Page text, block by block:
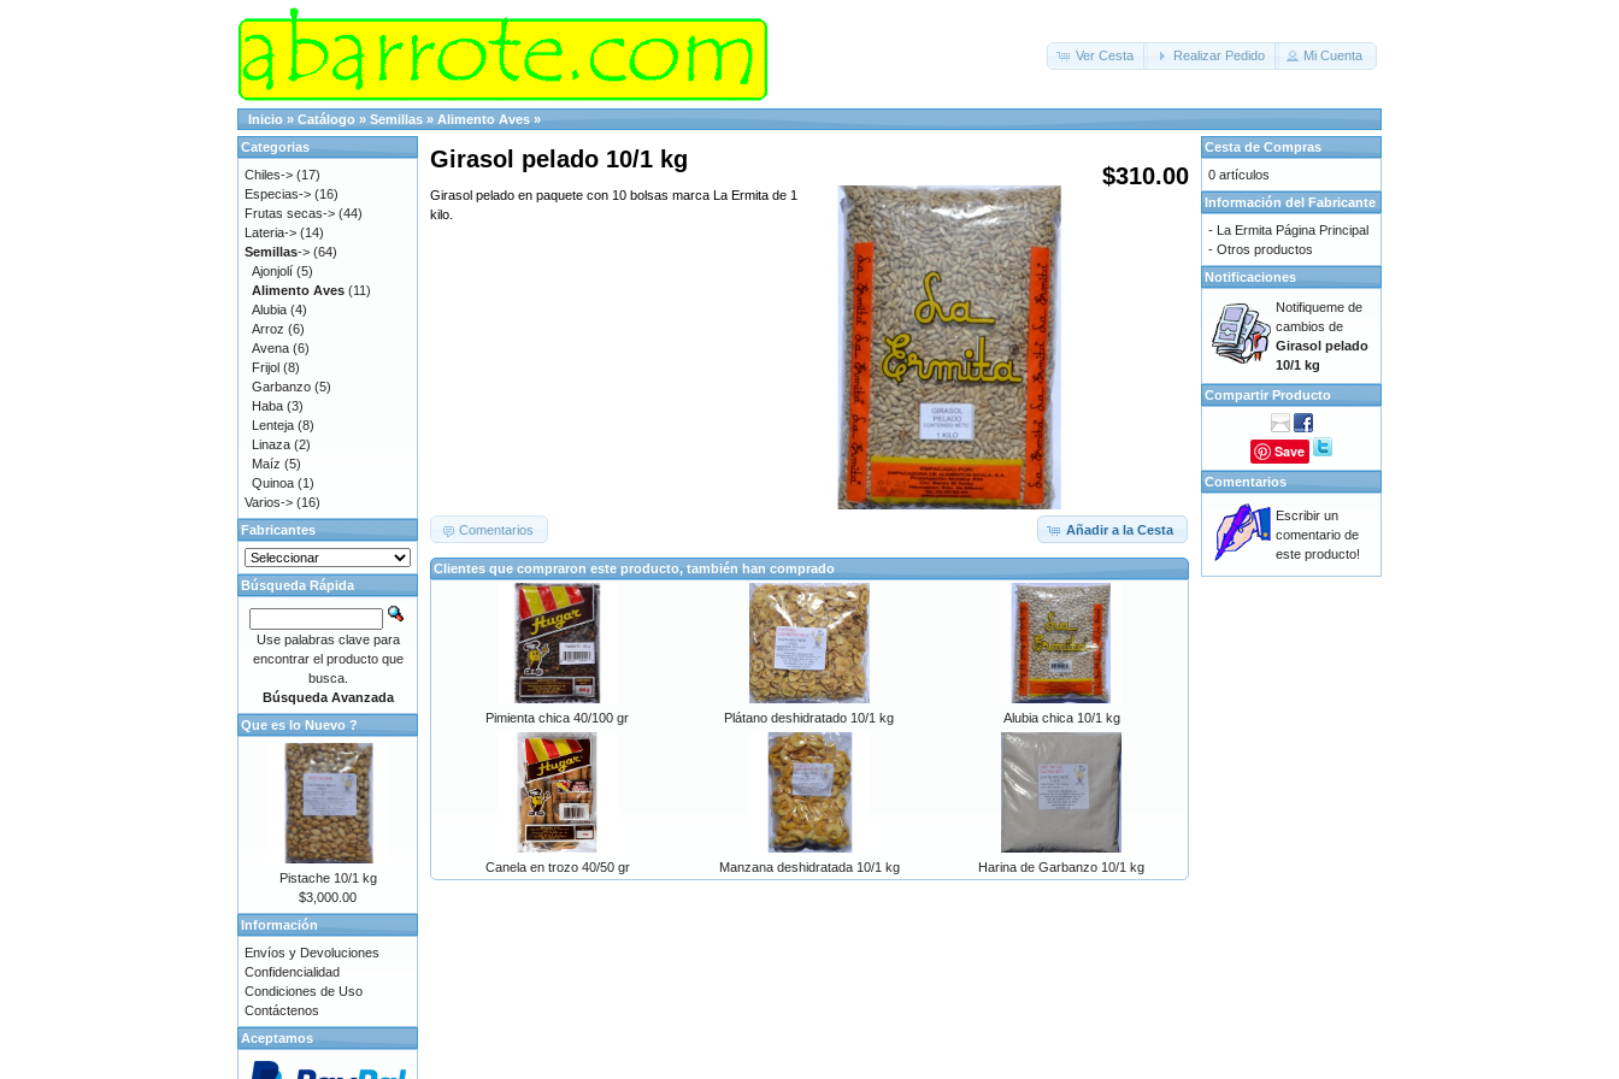
Ver Cesta Realizar Pedido Mi Cuenta
Inicio » Catálogo » Semillas » Alimento Aves »
$310.00
Girasol pelado 10/1 kg
Girasol pelado en paquete con 10 bolsas marca La Ermita de 1
kilo.
Añadir a la Cesta
Comentarios
Clientes que compraron este producto, también han comprado
Pimienta chica 40/100 gr Plátano deshidratado 10/1 kg Alubia chica 10/1 kg
Canela en trozo 40/50 gr Manzana deshidratada 10/1 kg Harina de Garbanzo 10/1 kg
Categorias
Chiles-> (17)
Especias-> (16)
Frutas secas-> (44)
Lateria-> (14)
Semillas-> (64)
Ajonjolí (5)
Alimento Aves (11)
Alubia (4)
Arroz (6)
Avena (6)
Frijol (8)
Garbanzo (5)
Haba (3)
Lenteja (8)
Linaza (2)
Maíz (5)
Quinoa (1)
Varios-> (16)
Fabricantes
Búsqueda Rápida
Use palabras clave para
encontrar el producto que
busca.
Búsqueda Avanzada
Que es lo Nuevo ?
Pistache 10/1 kg
$3,000.00
Información
Envíos y Devoluciones
Confidencialidad
Condiciones de Uso
Contáctenos
Aceptamos
Cesta de Compras
0 artículos
Información del Fabricante
- La Ermita Página Principal
- Otros productos
Notificaciones
Notifiqueme de
cambios de
Girasol pelado
10/1 kg
Compartir Producto
Save
Comentarios
Escribir un
comentario de
este producto!